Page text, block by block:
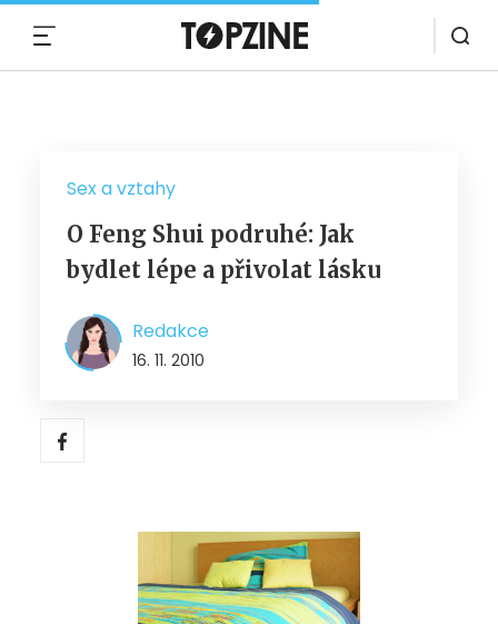
Sex a vztahy
O Feng Shui podruhé: Jak
bydlet lépe a přivolat lásku
Redakce
16. 11. 2010